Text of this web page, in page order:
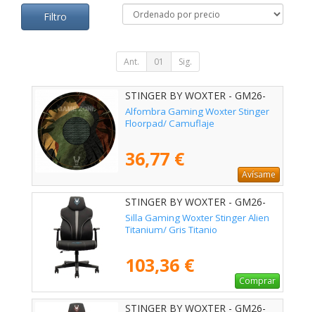
Filtro
Ant. 01 Sig.
STINGER BY WOXTER - GM26-
067
Alfombra Gaming Woxter Stinger
Floorpad/ Camuflaje
36,77 €
Avísame
STINGER BY WOXTER - GM26-
123
Silla Gaming Woxter Stinger Alien
Titanium/ Gris Titanio
103,36 €
Comprar
STINGER BY WOXTER - GM26-